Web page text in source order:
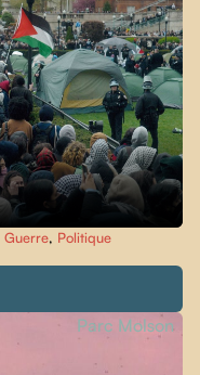
Guerre, Politique
Parc Molson